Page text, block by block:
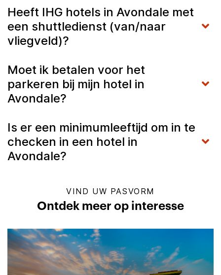
Heeft IHG hotels in Avondale met
een shuttledienst (van/naar
vliegveld)?
Moet ik betalen voor het
parkeren bij mijn hotel in
Avondale?
Is er een minimumleeftijd om in te
checken in een hotel in
Avondale?
VIND UW PASVORM
Ontdek meer op interesse